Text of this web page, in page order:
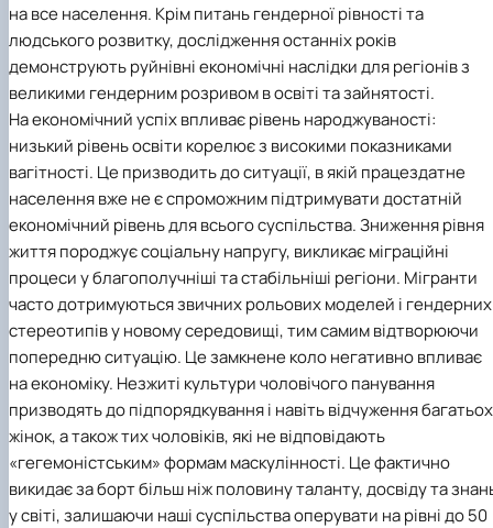
на все населення. Крім питань гендерної рівності та
людського розвитку, дослідження останніх років
демонструють руйнівні економічні наслідки для регіонів з
великими гендерним розривом в освіті та зайнятості.
На економічний успіх впливає рівень народжуваності:
низький рівень освіти корелює з високими показниками
вагітності. Це призводить до ситуації, в якій працездатне
населення вже не є спроможним підтримувати достатній
економічний рівень для всього суспільства. Зниження рівня
життя породжує соціальну напругу, викликає міграційні
процеси у благополучніші та стабільніші регіони. Мігранти
часто дотримуються звичних рольових моделей і гендерних
стереотипів у новому середовищі, тим самим відтворюючи
попередню ситуацію. Це замкнене коло негативно впливає
на економіку. Незжиті культури чоловічого панування
призводять до підпорядкування і навіть відчуження багатьох
жінок, а також тих чоловіків, які не відповідають
«гегемоністським» формам маскулінності. Це фактично
викидає за борт більш ніж половину таланту, досвіду та
у світі, залишаючи наші суспільства оперувати на рівні до 50